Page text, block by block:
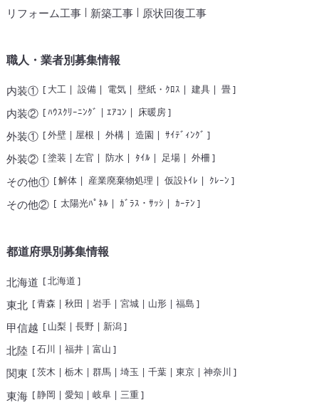
リフォーム工事| 新築工事| 原状回復工事
職人・業者別募集情報
内装①[ 大工| 設備| 電気| 壁紙・ｸﾛｽ | 建具| 畳]
内装②[ﾊｳｽｸﾘｰﾆﾝｸﾞ | ｴｱｺﾝ | 床暖房]
外装①[外壁| 屋根 | 外構| 造園 | ｻｲﾃﾞｨﾝｸﾞ ]
外装②[塗装 | 左官 | 防水| ﾀｲﾙ | 足場| 外柵 ]
その他①[解体| 産業廃棄物処理 | 仮設ﾄｲﾚ | ｸﾚｰﾝ ]
その他②[ 太陽光ﾊﾟﾈﾙ | ｶﾞﾗｽ・ｻｯｼ | ｶｰﾃﾝ ]
都道府県別募集情報
北海道 [北海道 ]
東北 [青森 | 秋田 | 岩手| 宮城| 山形| 福島 ]
甲信越 [ 山梨 | 長野| 新潟]
北陸 [石川 | 福井| 富山 ]
関東 [茨木 | 栃木 | 群馬| 埼玉 | 千葉| 東京| 神奈川 ]
東海[静岡 | 愛知 | 岐阜| 三重]